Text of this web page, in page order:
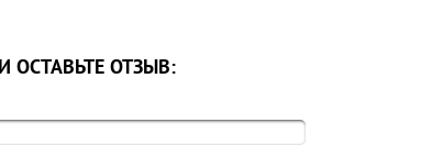
ОСТАВЬТЕ ОТЗЫВ: